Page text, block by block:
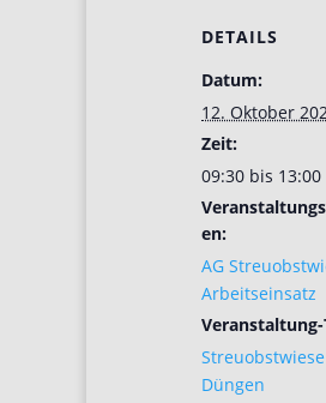
DETAILS
Datum:
12. Oktober
Zeit:
09:30 bis 13:00
en:
AG
Arbeitseinsatz
Veranstaltung-
Düngen